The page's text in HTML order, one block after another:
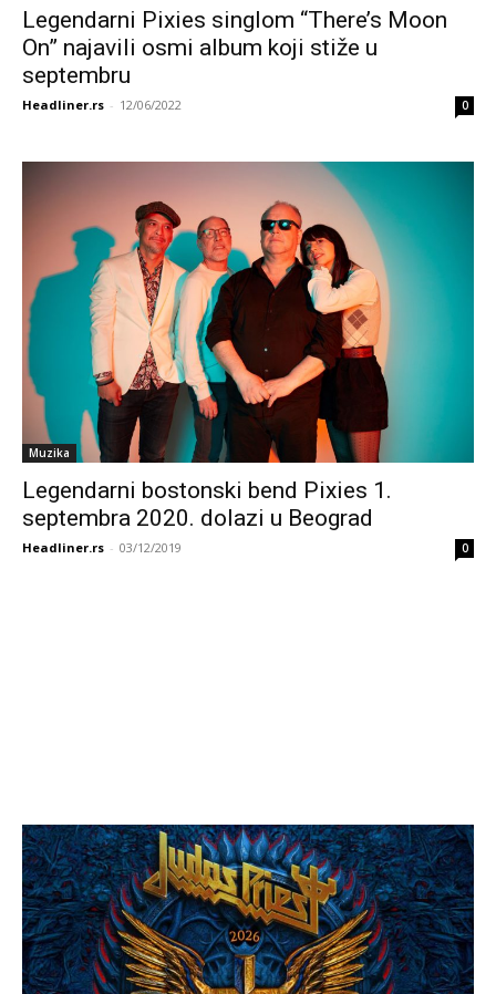
Legendarni Pixies singlom “There’s Moon
On” najavili osmi album koji stiže u
septembru
Headliner.rs - 12/06/2022 0
Muzika
Legendarni bostonski bend Pixies 1.
septembra 2020. dolazi u Beograd
Headliner.rs - 03/12/2019 0